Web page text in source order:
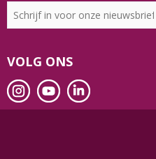
VOLG ONS